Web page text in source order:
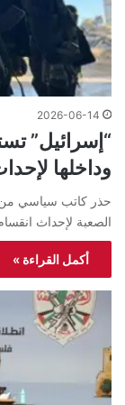
2026-06-14
“إسرائيل”
وداخلها
حذر كاتب سياسي من
الصعبة لإحداث
أكمل القراءة »